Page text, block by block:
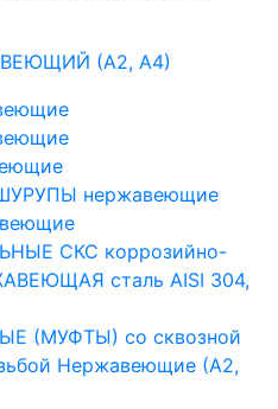
(А2, А4)
нержавеющие
СКС коррозийно-
сталь AISI 304,
(МУФТЫ) со сквозной
Нержавеющие (А2,